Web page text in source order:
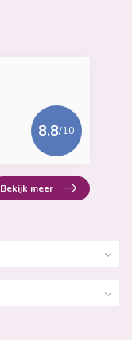
8.8/10
Bekijk meer